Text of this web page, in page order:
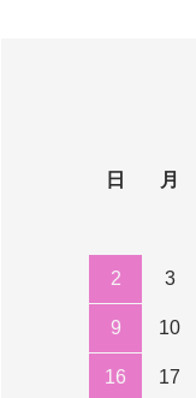
日
月
2 3
9 10
16 17